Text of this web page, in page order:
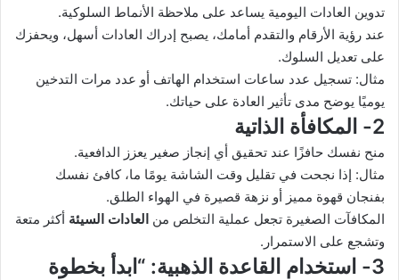
تدوين العادات اليومية يساعد على ملاحظة الأنماط السلوكية.
عند رؤية الأرقام والتقدم أمامك، يصبح إدراك العادات أسهل، ويحفزك
على تعديل السلوك.
مثال: تسجيل عدد ساعات استخدام الهاتف أو عدد مرات التدخين
يوميًا يوضح مدى تأثير العادة على حياتك.
2- المكافأة الذاتية
منح نفسك حافزًا عند تحقيق أي إنجاز صغير يعزز الدافعية.
مثال: إذا نجحت في تقليل وقت الشاشة يومًا ما، كافئ نفسك
بفنجان قهوة مميز أو نزهة قصيرة في الهواء الطلق.
المكافآت الصغيرة تجعل عملية التخلص من العادات السيئة أكثر متعة
وتشجع على الاستمرار.
3- استخدام القاعدة الذهبية: “ابدأ بخطوة